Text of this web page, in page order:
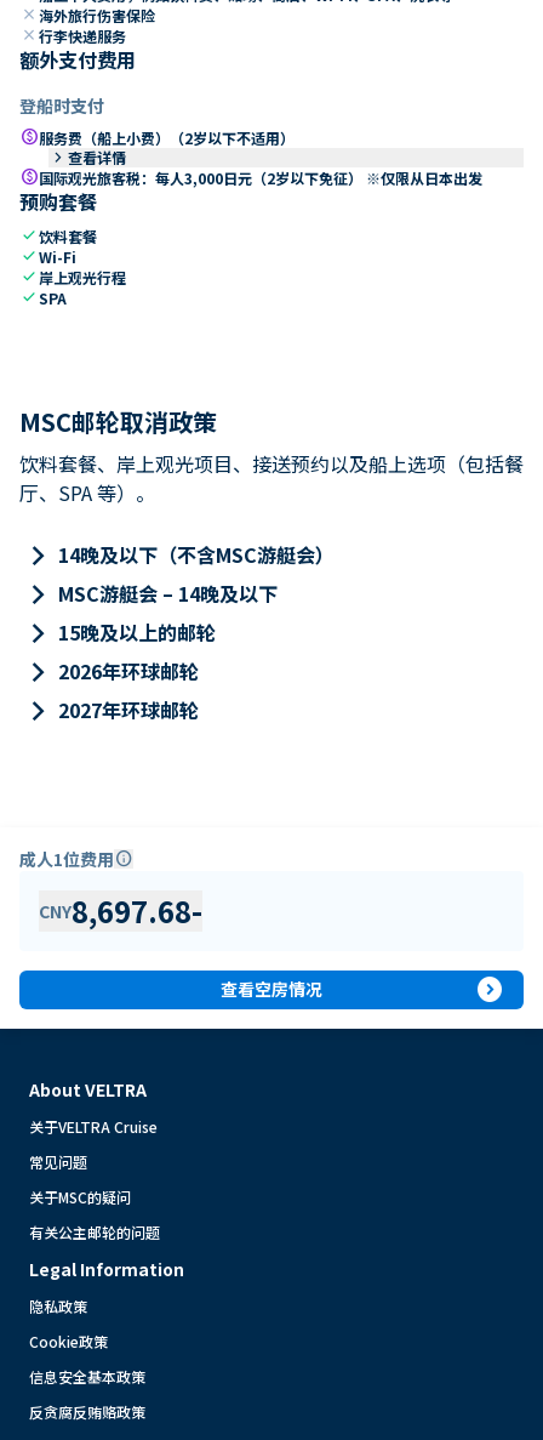
close 海外旅行伤害保险
close 行李快递服务
额外支付费用
登船时支付
paid服务费（船上小费）（2岁以下不适用）
keyboard_arrow_right 查看详情
paid国际观光旅客税：每人3,000日元（2岁以下免征） ※仅限从日本出发
预购套餐
check饮料套餐
checkWi-Fi
check 岸上观光行程
checkSPA
MSC邮轮取消政策
饮料套餐、岸上观光项目、接送预约以及船上选项（包括餐
厅、SPA 等）。
keyboard_arrow_right 14晚及以下（不含MSC游艇会）
keyboard_arrow_right MSC游艇会 – 14晚及以下
keyboard_arrow_right 15晚及以上的邮轮
keyboard_arrow_right 2026年环球邮轮
keyboard_arrow_right 2027年环球邮轮
成人1位费用info
CNY8,697.68-
查看空房情况 expand_circle_right
About VELTRA
关于VELTRA Cruise
常见问题
关于MSC的疑问
有关公主邮轮的问题
Legal Information
隐私政策
Cookie政策
信息安全基本政策
反贪腐反贿赂政策